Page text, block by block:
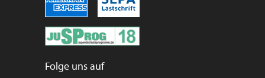
Folge uns auf